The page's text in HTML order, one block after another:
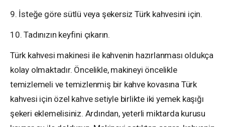
9. İsteğe göre sütlü veya şekersiz Türk kahvesini için.
10. Tadınızın keyfini çıkarın.
Türk kahvesi makinesi ile kahvenin hazırlanması oldukça
kolay olmaktadır. Öncelikle, makineyi öncelikle
temizlemeli ve temizlenmiş bir kahve kovasına Türk
kahvesi için özel kahve setiyle birlikte iki yemek kaşığı
şekeri eklemelisiniz. Ardından, yeterli miktarda kurusu